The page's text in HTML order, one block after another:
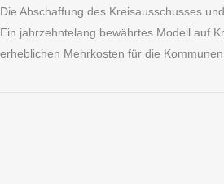
Die Abschaffung des Kreisausschusses
Ein jahrzehntelang bewährtes Modell auf
erheblichen Mehrkosten für die